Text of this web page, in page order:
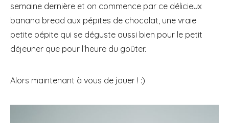
semaine dernière et on commence par ce délicieux
banana bread aux pépites de chocolat, une vraie
petite pépite qui se déguste aussi bien pour le petit
déjeuner que pour l’heure du goûter.
Alors maintenant à vous de jouer ! :)